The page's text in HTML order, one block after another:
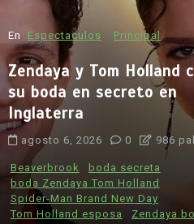
En Principal
Muchos fumadores aún
desconocen los riesgos
tabaco: estudio revela
preocupante falta de